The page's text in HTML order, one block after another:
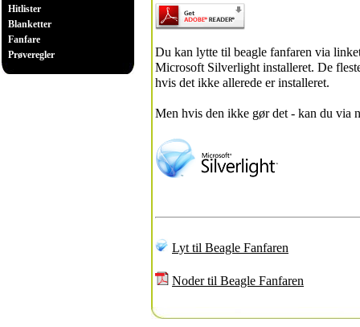
Hitlister
Blanketter
Fanfare
Prøveregler
Du kan lytte til beagle fanfaren via
Microsoft Silverlight installeret. De
hvis det ikke allerede er installeret.
Men hvis den ikke gør det - kan du via
Lyt til Beagle Fanfaren
Noder til Beagle Fanfaren